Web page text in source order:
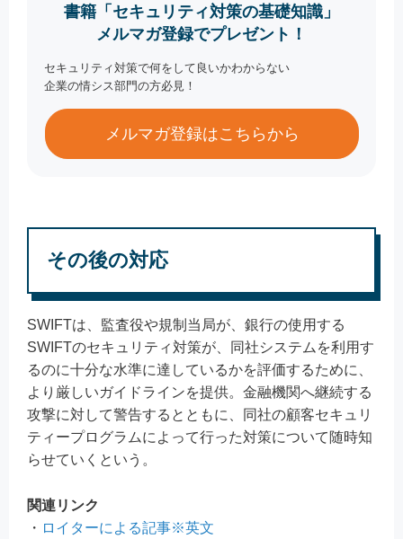
書籍「セキュリティ対策の基礎知識」
メルマガ登録でプレゼント！
セキュリティ対策で何をして良いかわからない
企業の情シス部門の方必見！
メルマガ登録はこちらから
その後の対応
SWIFTは、監査役や規制当局が、銀行の使用する
SWIFTのセキュリティ対策が、同社システムを利用す
るのに十分な水準に達しているかを評価するために、
より厳しいガイドラインを提供。金融機関へ継続する
攻撃に対して警告するとともに、同社の顧客セキュリ
ティープログラムによって行った対策について随時知
らせていくという。
関連リンク
・ ロイターによる記事※英文